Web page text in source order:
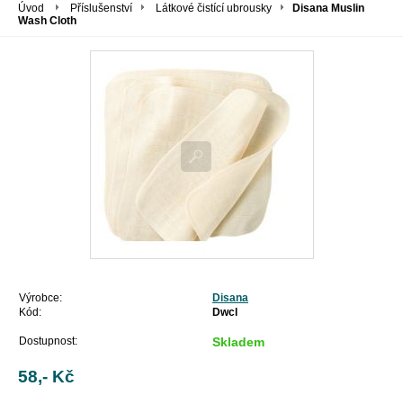
Úvod Příslušenství Látkové čistící ubrousky
Disana Muslin
Wash Cloth
Výrobce:
Disana
Kód:
Dwcl
Dostupnost: Skladem
58,- Kč